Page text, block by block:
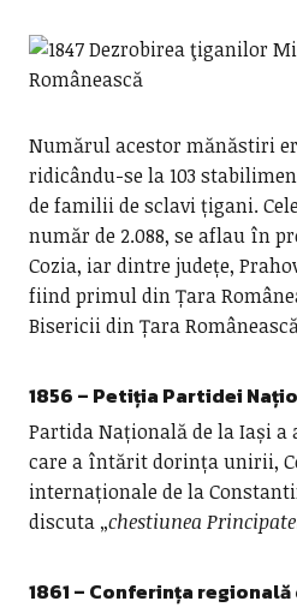
Numărul acestor mănăstiri
ridicându-se la 103
de familii de sclavi țigani.
număr de 2.088, se aflau în
Cozia, iar dintre județe,
fiind primul din Țara
Bisericii din Țara
1856 – Petiția Partidei
Partida Națională de la Iași
care a întărit dorința unirii,
internaționale de la
discuta „chestiunea
1861 – Conferința